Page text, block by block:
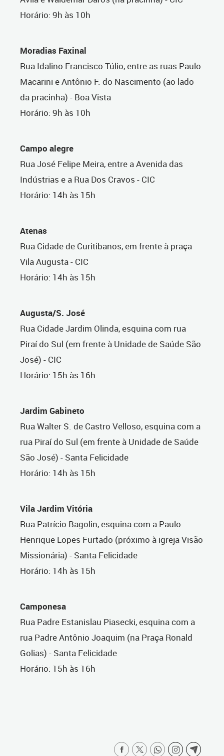
Horário: 9h às 10h
Moradias Faxinal
Rua Idalino Francisco Túlio, entre as ruas Paulo
Macarini e Antônio F. do Nascimento (ao lado
da pracinha) - Boa Vista
Horário: 9h às 10h
Campo alegre
Rua José Felipe Meira, entre a Avenida das
Indústrias e a Rua Dos Cravos - CIC
Horário: 14h às 15h
Atenas
Rua Cidade de Curitibanos, em frente à praça
Vila Augusta - CIC
Horário: 14h às 15h
Augusta/S. José
Rua Cidade Jardim Olinda, esquina com rua
Piraí do Sul (em frente à Unidade de Saúde São
José) - CIC
Horário: 15h às 16h
Jardim Gabineto
Rua Walter S. de Castro Velloso, esquina com a
rua Piraí do Sul (em frente à Unidade de Saúde
São José) - Santa Felicidade
Horário: 14h às 15h
Vila Jardim Vitória
Rua Patrício Bagolin, esquina com a Paulo
Henrique Lopes Furtado (próximo à igreja Visão
Missionária) - Santa Felicidade
Horário: 14h às 15h
Camponesa
Rua Padre Estanislau Piasecki, esquina com a
rua Padre Antônio Joaquim (na Praça Ronald
Golias) - Santa Felicidade
Horário: 15h às 16h